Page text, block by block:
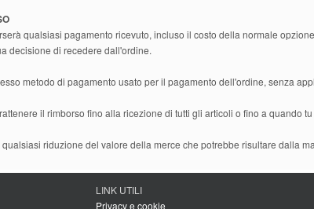
qualsiasi pagamento ricevuto, incluso il costo della normale
decisione di recedere dall'ordine.
metodo di pagamento usato per il pagamento dell'ordine, senza
il rimborso fino alla ricezione di tutti gli articoli o fino a quando
riduzione del valore della merce che potrebbe risultare dalla
LINK UTILI
Privacy e cookie